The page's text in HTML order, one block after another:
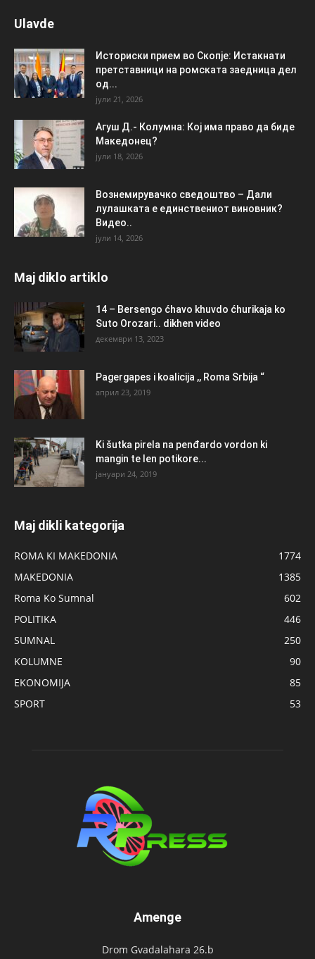
Ulavde
Историски прием во Скопје: Истакнати
претставници на ромската заедница дел
од...
јули 21, 2026
Агуш Д.- Колумна: Кој има право да биде
Македонец?
јули 18, 2026
Вознемирувачко сведоштво – Дали
лулашката е единствениот виновник?
Видео..
јули 14, 2026
Maj diklo artiklo
14 – Bersengo ćhavo khuvdo ćhurikaja ko
Suto Orozari.. dikhen video
декември 13, 2023
Pagergapes i koalicija ,, Roma Srbija “
април 23, 2019
Ki šutka pirela na penđardo vordon ki
mangin te len potikore...
јануари 24, 2019
Maj dikli kategorija
ROMA KI MAKEDONIA
1774
MAKEDONIA
1385
Roma Ko Sumnal
602
POLITIKA
446
SUMNAL
250
KOLUMNE
90
EKONOMIJA
85
SPORT
53
Amenge
Drom Gvadalahara 26.b